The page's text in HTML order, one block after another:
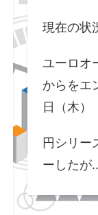
現在の
ユーロオ
からをエ
日（木）
円シリー
ーしたが